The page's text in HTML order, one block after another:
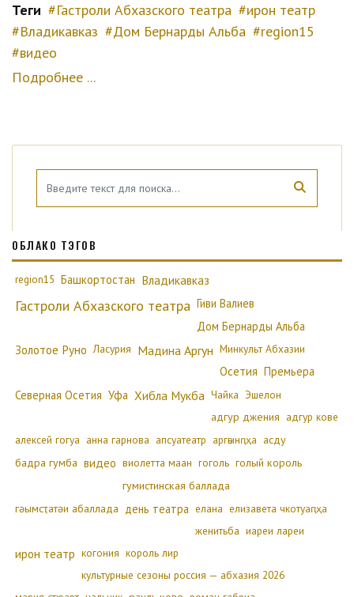
Теги
Гастроли Абхазского театра
ирон театр
Владикавказ
Дом Бернарды Альба
region15
видео
Подробнее ...
ОБЛАКО ТЭГОВ
region15 Башкортостан Владикавказ
Гастроли Абхазского театра Гиви Валиев
Дом Бернарды Альба
Золотое Руно Ласурия Мадина Аргун Минкульт Абхазии
Осетия Премьера
Северная Осетия Уфа Хибла Мукба Чайка Эшелон
адгур джения адгур кове
алексей гогуа анна гарнова апсуатеатр аргәынԥҳа асду
бадра гумба видео виолетта маан гоголь голый король
гумистинская баллада
гәымсҭатәи абаллада день театра елана елизавета чкотуаԥҳа
женитьба иареи лареи
ирон театр когония король лир
культурные сезоны россия — абхазия 2026